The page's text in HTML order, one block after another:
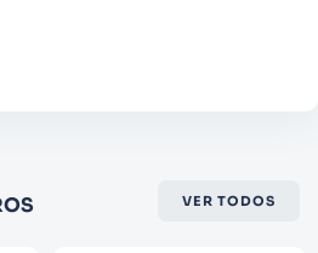
producto de 1 a 5
VER TODOS